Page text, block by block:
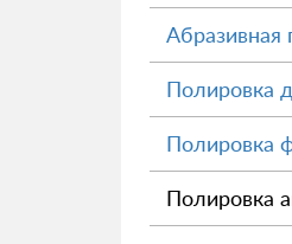
Абразивная
Полировка
Полировка
Полировка